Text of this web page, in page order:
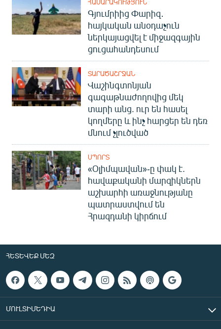
«Ազատության» բոլոր կայքերը
ՀԱՍԱՐԱԿՈՒԹՅՈՒՆ
Գյումրիից Փարիզ․
հայկական անօդաչուն
ներկայացվել է միջազգային
ցուցահանդեսում
ՏԱՐԱԾԱՇՐՋԱՆ
Վաշինգտոնյան
գագաթնաժողովից մեկ
տարի անց. ուր են հասել
կողմերը և ինչ հարցեր են դեռ
մնում չլուծված
ՍՊՈՐՏ
«Օլիմպավան»-ը փակ է.
հավաքականի մարզիկներն
աշխարհի առաջնությանը
պատրաստվում են
Հրազդանի կիրճում
ՀԵՏԵՎԵՔ ՄԵԶ
ՄՈՒԼՏԻՄԵԴԻԱ